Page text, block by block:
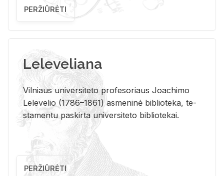
PERŽIŪRĖTI
Leleveliana
Vil­niaus uni­ver­si­te­to pro­fe­so­riaus Jo­a­chi­mo
Le­le­ve­lio (1786–1861) as­me­ni­nė bi­b­lio­te­ka, te­
sta­men­tu pa­skir­ta uni­ver­si­te­to bi­b­lio­te­kai.
PERŽIŪRĖTI